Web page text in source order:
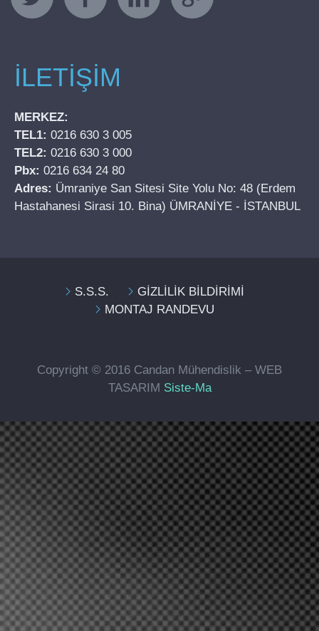
İLETİŞİM
MERKEZ:
TEL1: 0216 630 3 005
TEL2: 0216 630 3 000
Pbx: 0216 634 24 80
Adres: Ümraniye San Sitesi Site Yolu No: 48 (Erdem
Hastahanesi Sirasi 10. Bina) ÜMRANİYE - İSTANBUL
S.S.S.
GİZLİLİK BİLDİRİMİ
MONTAJ RANDEVU
Copyright © 2016 Candan Mühendislik – WEB
TASARIM Siste-Ma